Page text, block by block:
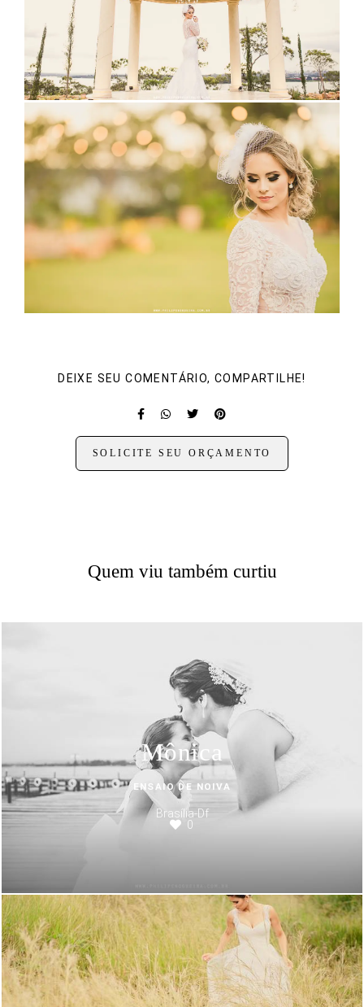
DEIXE SEU COMENTÁRIO, COMPARTILHE!
SOLICITE SEU ORÇAMENTO
Quem viu também curtiu
Mônica
ENSAIO DE NOIVA
Brasília-Df
0